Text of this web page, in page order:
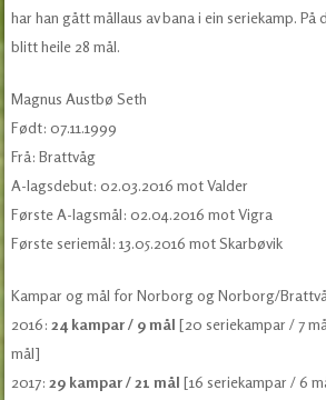
har han gått mållaus av bana i ein seriekamp. På
blitt heile 28 mål.
Magnus Austbø Seth
Født: 07.11.1999
Frå: Brattvåg
A-lagsdebut: 02.03.2016 mot Valder
Første A-lagsmål: 02.04.2016 mot Vigra
Første seriemål: 13.05.2016 mot Skarbøvik
Kampar og mål for Norborg og Norborg/
2016: 24 kampar / 9 mål [20 seriekampar / 7
mål]
2017: 29 kampar / 21 mål [16 seriekampar / 6